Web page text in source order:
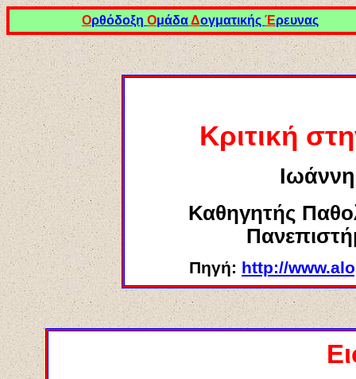
Ορθόδοξη ΟμάδαΔογματικής Έρευνας
Κριτική
Καθηγητής
Πηγή: http://